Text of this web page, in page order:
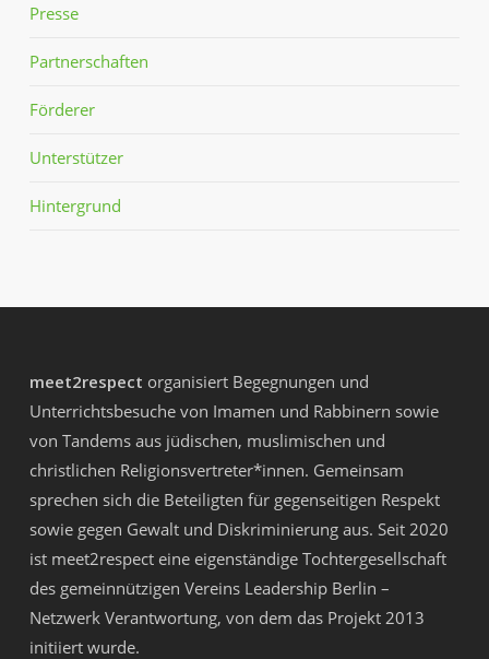
Presse
Partnerschaften
Förderer
Unterstützer
Hintergrund
meet2respect organisiert Begegnungen und
Unterrichtsbesuche von Imamen und Rabbinern sowie
von Tandems aus jüdischen, muslimischen und
christlichen Religionsvertreter*innen. Gemeinsam
sprechen sich die Beteiligten für gegenseitigen Respekt
sowie gegen Gewalt und Diskriminierung aus. Seit 2020
ist meet2respect eine eigenständige Tochtergesellschaft
des gemeinnützigen Vereins Leadership Berlin –
Netzwerk Verantwortung, von dem das Projekt 2013
initiiert wurde.